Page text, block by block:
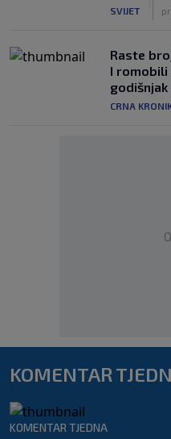
SVIJET
Raste
I romobili
CRNA
KOMENTAR
KOMENTAR TJEDNA